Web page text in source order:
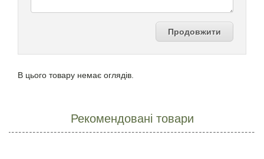
Продовжити
В цього товару немає оглядів.
Рекомендовані товари